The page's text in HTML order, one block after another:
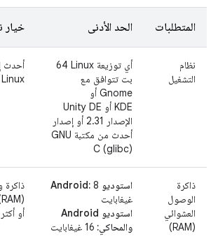
المتطلبات الحد الأدنى خيار
نظام
التشغيل
أي توزيعة Linux ‏64
بت تتوافق مع
Gnome أو
KDE أو Unity DE
الإصدار 2.31 أو إصدار
أحدث من مكتبة GNU
C (glibc)
Linux
ذاكرة
الوصول
العشوائي
(RAM)
استوديو Android: 8
غيغابايت
استوديو Android
والمحاكي:
أو أكثر